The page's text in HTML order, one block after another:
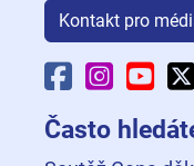
Kontakt pro
Facebook
Často